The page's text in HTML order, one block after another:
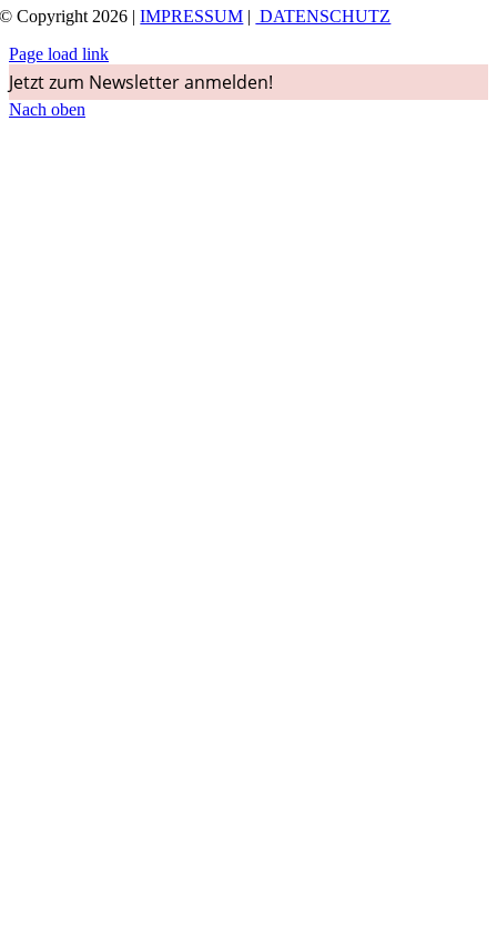
© Copyright 2026 |IMPRESSUM
DATENSCHUTZ
Page load link
Jetzt zum Newsletter anmelden!
Nach oben